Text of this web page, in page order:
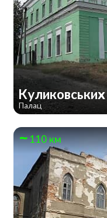
Куликовських
Палац
110 км